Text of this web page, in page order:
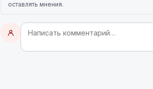
оставлять мнения.